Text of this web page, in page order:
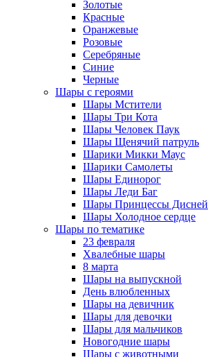
Золотые
Красные
Оранжевые
Розовые
Серебряные
Синие
Черные
Шары с героями
Шары Мстители
Шары Три Кота
Шары Человек Паук
Шары Щенячий патруль
Шарики Микки Маус
Шарики Самолеты
Шары Единорог
Шары Леди Баг
Шары Принцессы Дисней
Шары Холодное сердце
Шары по тематике
23 февраля
Хвалебные шары
8 марта
Шары на выпускной
День влюбленных
Шары на девичник
Шары для девочки
Шары для мальчиков
Новогодние шары
Шары с животными